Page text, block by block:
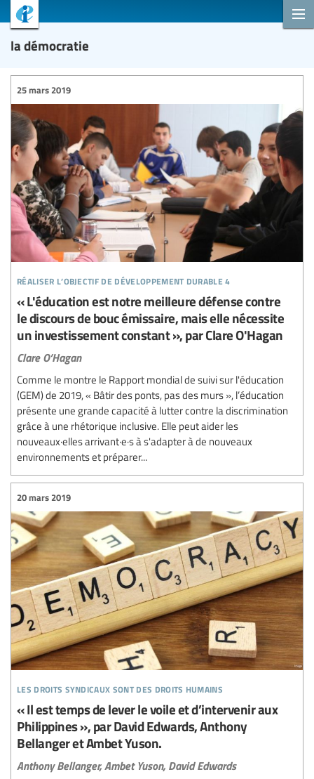
la démocratie
réaliser l’objectif de développement durable 4
25 mars 2019
« L'éducation est notre meilleure défense contre
le discours de bouc émissaire, mais elle nécessite
un investissement constant », par Clare O'Hagan
Clare O’Hagan
Comme le montre le Rapport mondial de suivi sur l'éducation
(GEM) de 2019, « Bâtir des ponts, pas des murs », l’éducation
présente une grande capacité à lutter contre la discrimination
grâce à une rhétorique inclusive. Elle peut aider les
nouveaux·elles arrivant·e·s à s'adapter à de nouveaux
environnements et préparer...
les droits syndicaux sont des droits humains
20 mars 2019
« Il est temps de lever le voile et d’intervenir aux
Philippines », par David Edwards, Anthony
Bellanger et Ambet Yuson.
Anthony Bellanger, Ambet Yuson, David Edwards